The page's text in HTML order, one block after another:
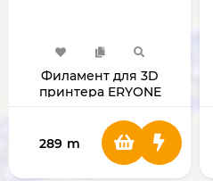
Филамент для 3D
принтера ERYONE
Red
289 m